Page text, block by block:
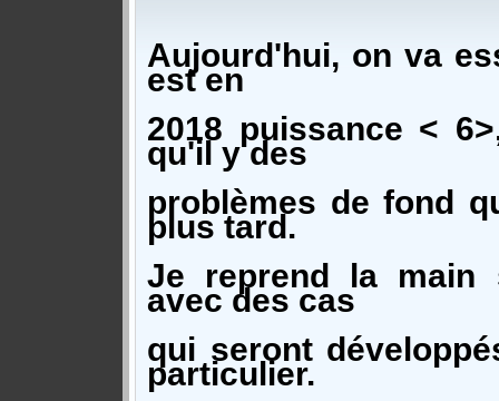
Aujourd'hui, on va
est en
2018 puissance <
qu'il y des
problèmes de fond
plus tard.
Je reprend la main
avec des cas
qui seront
particulier.